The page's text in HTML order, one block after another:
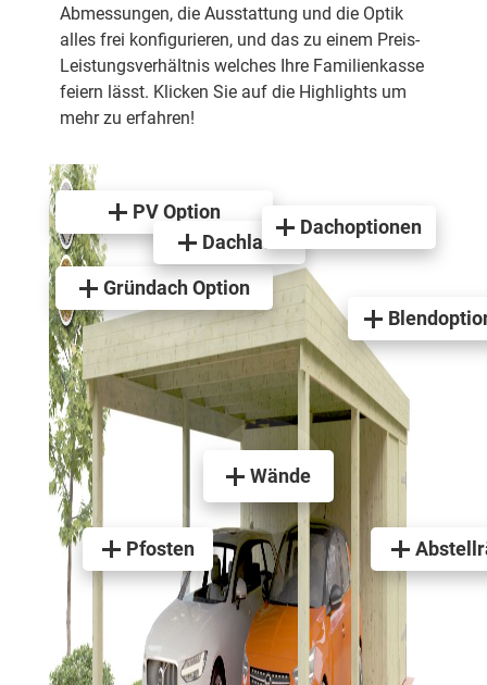
Abmessungen, die Ausstattung und die Optik
alles frei konfigurieren, und das zu einem Preis-
Leistungsverhältnis welches Ihre Familienkasse
feiern lässt. Klicken Sie auf die Highlights um
mehr zu erfahren!
PV Option
Gründach Option
Dachlast
Dachoptionen
Pfosten
Wände